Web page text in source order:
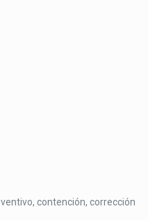
contención, corrección